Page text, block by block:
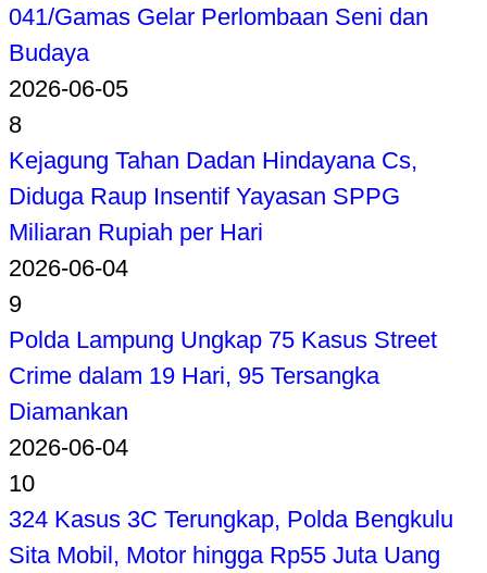
041/Gamas Gelar Perlombaan Seni dan
Budaya
2026-06-05
8
Kejagung Tahan Dadan Hindayana Cs,
Diduga Raup Insentif Yayasan SPPG
Miliaran Rupiah per Hari
2026-06-04
9
Polda Lampung Ungkap 75 Kasus Street
Crime dalam 19 Hari, 95 Tersangka
Diamankan
2026-06-04
10
324 Kasus 3C Terungkap, Polda Bengkulu
Sita Mobil, Motor hingga Rp55 Juta Uang